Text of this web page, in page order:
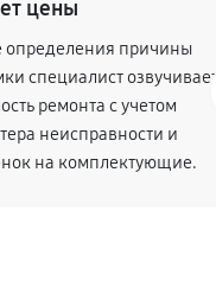
цены
определения причины
специалист озвучивает
ремонта с учетом
неисправности и
на комплектующие.